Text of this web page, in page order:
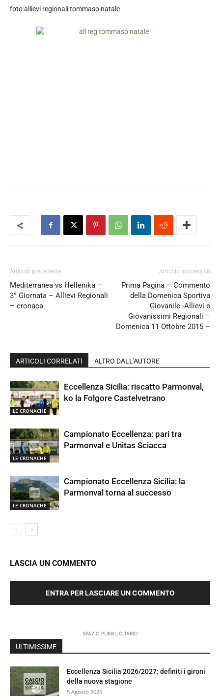
foto:allievi regionali tommaso natale
Articolo precedente
Mediterranea vs Hellenika –
3° Giornata – Allievi Regionali
– cronaca.
Articolo successivo
Prima Pagina – Commento
della Domenica Sportiva
Giovanile -Allievi e
Giovanissimi Regionali –
Domenica 11 Ottobre 2015 –
ARTICOLI CORRELATI ALTRO DALL'AUTORE
LE CRONACHE
Eccellenza Sicilia: riscatto Parmonval,
ko la Folgore Castelvetrano
LE CRONACHE
Campionato Eccellenza: pari tra
Parmonval e Unitas Sciacca
LE CRONACHE
Campionato Eccellenza Sicilia: la
Parmonval torna al successo
LASCIA UN COMMENTO
ENTRA PER LASCIARE UN COMMENTO
SPAZIO PUBBLICITARIO
ULTIMISSIME
Eccellenza Sicilia 2026/2027: definiti i gironi
della nuova stagione
5 Agosto 2026